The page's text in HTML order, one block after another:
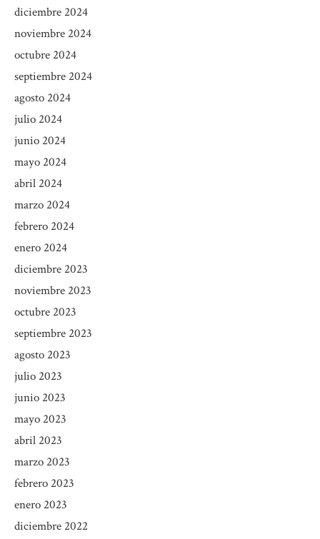
diciembre 2024
noviembre 2024
octubre 2024
septiembre 2024
agosto 2024
julio 2024
junio 2024
mayo 2024
abril 2024
marzo 2024
febrero 2024
enero 2024
diciembre 2023
noviembre 2023
octubre 2023
septiembre 2023
agosto 2023
julio 2023
junio 2023
mayo 2023
abril 2023
marzo 2023
febrero 2023
enero 2023
diciembre 2022